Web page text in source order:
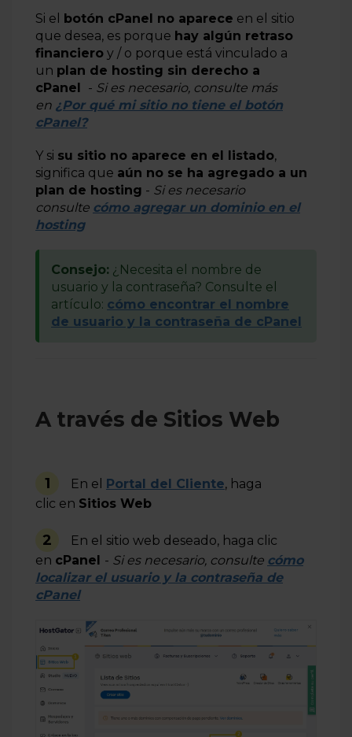
Si el botón cPanel no aparece en el sitio
que desea, es porque hay algún retraso
financiero y / o porque está vinculado a
un plan de hosting sin derecho a
cPanel - Si es necesario, consulte más
en ¿Por qué mi sitio no tiene el botón
cPanel?
Y si su sitio no aparece en el listado,
significa que aún no se ha agregado a un
plan de hosting - Si es necesario
consulte cómo agregar un dominio en el
hosting
Consejo: ¿Necesita el nombre de
usuario y la contraseña? Consulte el
artículo: cómo encontrar el nombre
de usuario y la contraseña de cPanel
A través de Sitios Web
1 En el Portal del Cliente, haga
clic en Sitios Web
2
En el sitio web deseado, haga clic
en cPanel - Si es necesario, consulte cómo
localizar el usuario y la contraseña de
cPanel